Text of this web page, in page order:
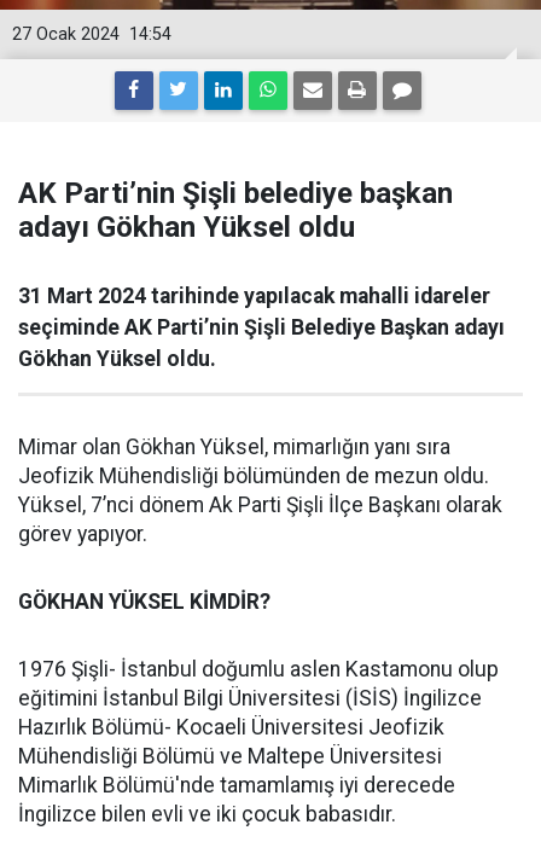
14:54
27 Ocak 2024
AK Parti’nin Şişli belediye başkan
adayı Gökhan Yüksel oldu
31 Mart 2024 tarihinde yapılacak mahalli idareler
seçiminde AK Parti’nin Şişli Belediye Başkan adayı
Gökhan Yüksel oldu.
Mimar olan Gökhan Yüksel, mimarlığın yanı sıra
Jeofizik Mühendisliği bölümünden de mezun oldu.
Yüksel, 7’nci dönem Ak Parti Şişli İlçe Başkanı olarak
görev yapıyor.
GÖKHAN YÜKSEL KİMDİR?
1976 Şişli- İstanbul doğumlu aslen Kastamonu olup
eğitimini İstanbul Bilgi Üniversitesi (İSİS) İngilizce
Hazırlık Bölümü- Kocaeli Üniversitesi Jeofizik
Mühendisliği Bölümü ve Maltepe Üniversitesi
Mimarlık Bölümü'nde tamamlamış iyi derecede
İngilizce bilen evli ve iki çocuk babasıdır.